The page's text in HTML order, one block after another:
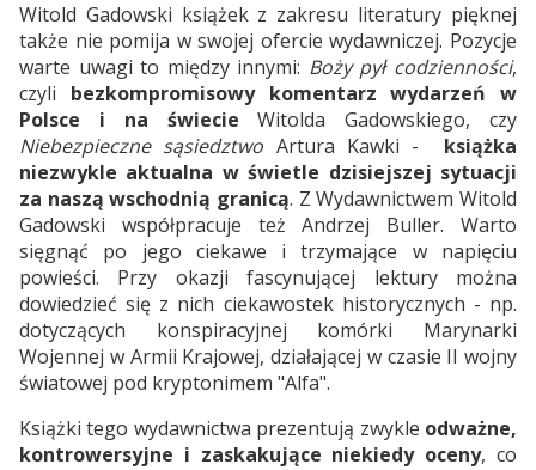
Witold Gadowski książek z zakresu literatury pięknej
także nie pomija w swojej ofercie wydawniczej. Pozycje
warte uwagi to między innymi: Boży pył codzienności,
czyli bezkompromisowy komentarz wydarzeń w
Polsce i na świecie Witolda Gadowskiego, czy
Niebezpieczne sąsiedztwo Artura Kawki - książka
niezwykle aktualna w świetle dzisiejszej sytuacji
za naszą wschodnią granicą. Z Wydawnictwem Witold
Gadowski współpracuje też Andrzej Buller. Warto
sięgnąć po jego ciekawe i trzymające w napięciu
powieści. Przy okazji fascynującej lektury można
dowiedzieć się z nich ciekawostek historycznych - np.
dotyczących konspiracyjnej komórki Marynarki
Wojennej w Armii Krajowej, działającej w czasie II wojny
światowej pod kryptonimem "Alfa".
Książki tego wydawnictwa prezentują zwykle odważne,
kontrowersyjne i zaskakujące niekiedy oceny, co